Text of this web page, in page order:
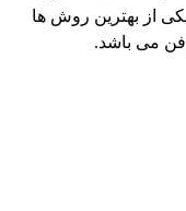
یکی از بهترین روش ها
می باشد.